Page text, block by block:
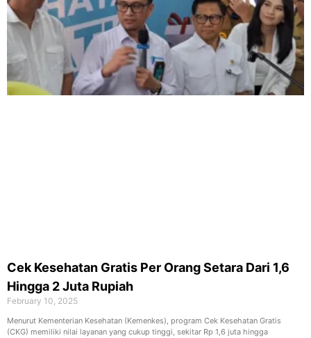
Cek Kesehatan Gratis Per Orang Setara Dari 1,6
Hingga 2 Juta Rupiah
February 10, 2025
Menurut Kementerian Kesehatan (Kemenkes), program Cek Kesehatan Gratis
(CKG) memiliki nilai layanan yang cukup tinggi, sekitar Rp 1,6 juta hingga